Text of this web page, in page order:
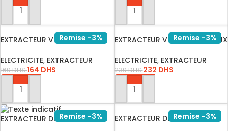
AJOUTER AU PANIER AJOUTER AU PANIER
Remise -3%
EXTRACTEUR V-TAC SILENCE
ELECTRICITE, EXTRACTEUR
169DHS164 DHS
AJOUTER AU PANIER
Remise -3%
EXTRACTEUR V-TAC SILENCIEUX
ELECTRICITE, EXTRACTEUR
239DHS232 DHS
AJOUTER AU PANIER
Remise -3%
EXTRACTEUR DECOR 300 S
Remise -3%
EXTRACTEUR DECORS